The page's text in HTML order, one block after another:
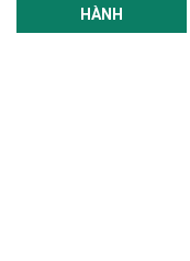
HÀNH